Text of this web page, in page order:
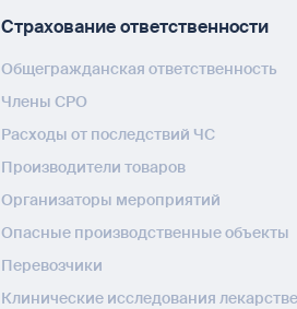
Страхование ответственности
Общегражданская ответственность
Члены СРО
Расходы от последствий ЧС
Производители товаров
Организаторы мероприятий
Опасные производственные объекты
Перевозчики
Клинические исследования